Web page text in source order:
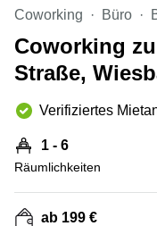
Düsseldorf
Büro
mieten
Köln
Büro
Essen
Büro
mieten
Hannover
Berlin
Kienberger
Allee 4
Berlin
Schönefeld
8 Hannover
21 Regus
Düsseldorf
Coworking Büro
Coworking
Straße,
Verifiziertes
1 - 6
Räumlichkeiten
ab 199 €